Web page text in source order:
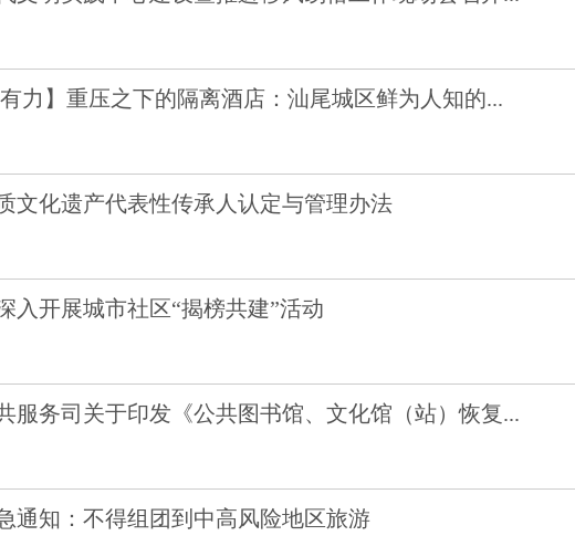
有力】重压之下的隔离酒店：汕尾城区鲜为人知的...
文化遗产代表性传承人认定与管理办法
入开展城市社区“揭榜共建”活动
服务司关于印发《公共图书馆、文化馆（站）恢复...
通知：不得组团到中高风险地区旅游